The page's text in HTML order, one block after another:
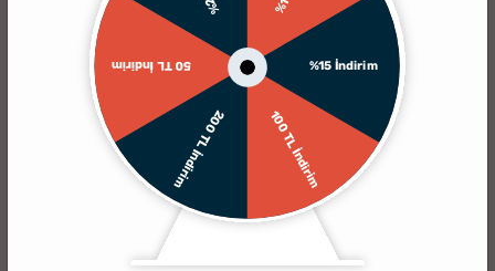
%15 İndirim
100 TL İndirim
200 TL İndirim
50 TL İndirim